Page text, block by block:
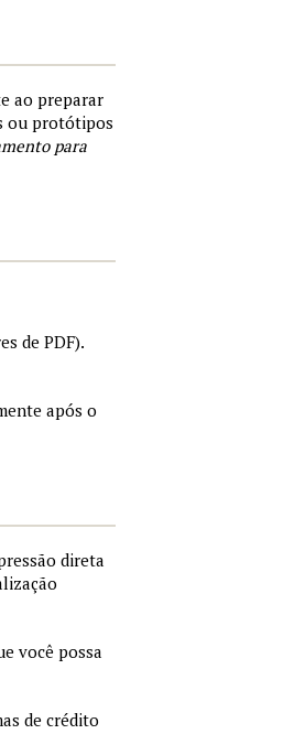
ao preparar
ou protótipos
para
de PDF).
após o
direta
você possa
de crédito